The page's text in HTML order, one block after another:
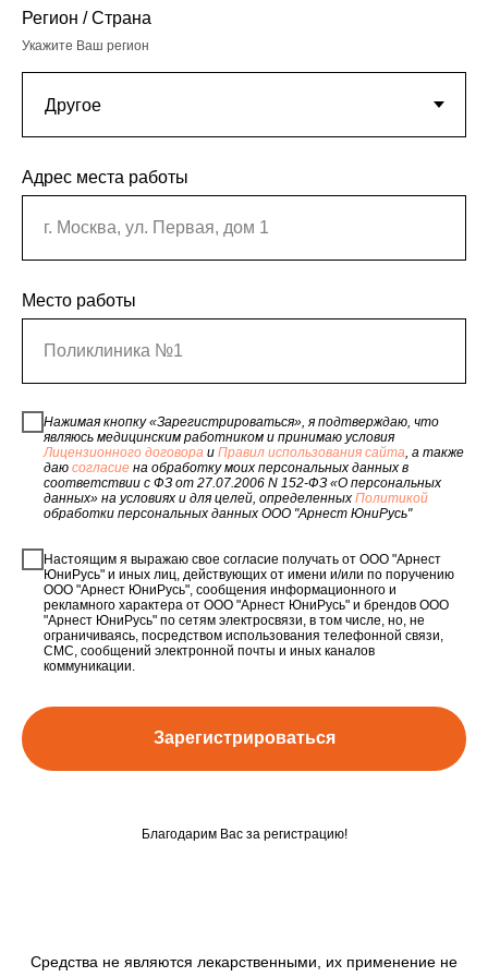
Регион / Страна
Укажите Ваш регион
Адрес места работы
г. Москва, ул. Первая, дом 1
Место работы
Поликлиника №1
Нажимая кнопку «Зарегистрироваться», я подтверждаю, что
являюсь медицинским работником и принимаю условия
Лицензионного договора и Правил использования сайта , а также
даю согласие на обработку моих персональных данных в
соответствии с ФЗ от 27.07.2006 N 152-ФЗ «О персональных
данных» на условиях и для целей, определенных Политикой
обработки персональных данных ООО "Арнест ЮниРусь"
Настоящим я выражаю свое согласие получать от ООО "Арнест
ЮниРусь" и иных лиц, действующих от имени и/или по поручению
ООО "Арнест ЮниРусь", сообщения информационного и
рекламного характера от ООО "Арнест ЮниРусь" и брендов ООО
"Арнест ЮниРусь" по сетям электросвязи, в том числе, но, не
ограничиваясь, посредством использования телефонной связи,
СМС, сообщений электронной почты и иных каналов
коммуникации.
Зарегистрироваться
Благодарим Вас за регистрацию!
Средства не являются лекарственными, их применение не